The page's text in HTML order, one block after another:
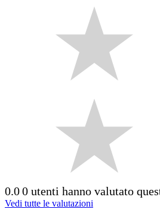
0.00 utenti hanno valutato
Vedi tutte le valutazioni